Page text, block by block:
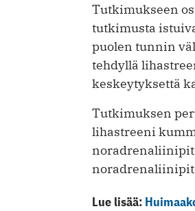
Tutkimukseen
tutkimusta
puolen tunnin
tehdyllä
keskeytyksettä
Tutkimuksen
lihastreeni
Lue lisää: